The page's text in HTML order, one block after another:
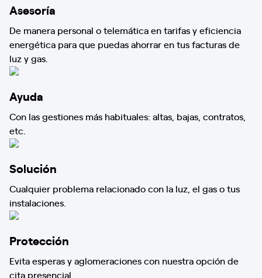
Asesoría
De manera personal o telemática en tarifas y eficiencia
energética para que puedas ahorrar en tus facturas de
luz y gas.
Ayuda
Con las gestiones más habituales: altas, bajas, contratos,
etc.
Solución
Cualquier problema relacionado con la luz, el gas o tus
instalaciones.
Protección
Evita esperas y aglomeraciones con nuestra opción de
cita presencial.